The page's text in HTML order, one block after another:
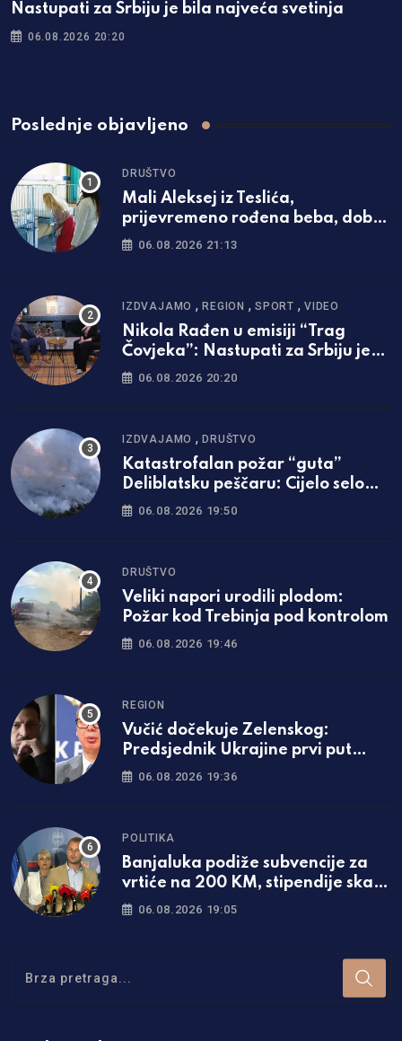
Nastupati za Srbiju je bila najveća svetinja
06.08.2026 20:20
Poslednje objavljeno
DRUŠTVO
Mali Aleksej iz Teslića,
prijevremeno rođena beba, dobio
životnu bitku na UKC-u Srpske
06.08.2026 21:13
IZDVAJAMO ,REGION ,SPORT ,VIDEO
Nikola Rađen u emisiji “Trag
Čovjeka”: Nastupati za Srbiju je
bila najveća svetinja i ponos /foto
06.08.2026 20:20
IZDVAJAMO ,DRUŠTVO
Katastrofalan požar “guta”
Deliblatsku peščaru: Cijelo selo
evakuisano
06.08.2026 19:50
DRUŠTVO
Veliki napori urodili plodom:
Požar kod Trebinja pod kontrolom
06.08.2026 19:46
REGION
Vučić dočekuje Zelenskog:
Predsjednik Ukrajine prvi put
dolazi u Srbiju
06.08.2026 19:36
POLITIKA
Banjaluka podiže subvencije za
vrtiće na 200 KM, stipendije skaču
za čak 50 odsto!
06.08.2026 19:05